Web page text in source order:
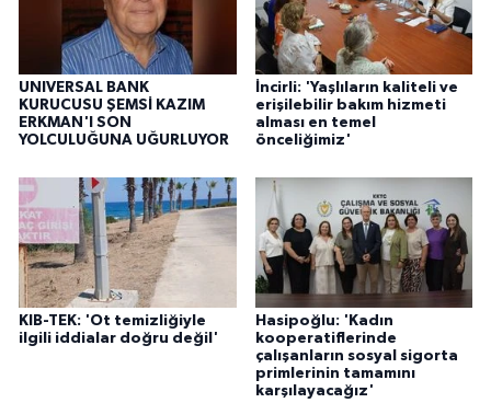
UNIVERSAL BANK
KURUCUSU ŞEMSİ KAZIM
ERKMAN'I SON
YOLCULUĞUNA UĞURLUYOR
İncirli: 'Yaşlıların kaliteli ve
erişilebilir bakım hizmeti
alması en temel
önceliğimiz'
KIB-TEK: 'Ot temizliğiyle
ilgili iddialar doğru değil'
Hasipoğlu: 'Kadın
kooperatiflerinde
çalışanların sosyal sigorta
primlerinin tamamını
karşılayacağız'